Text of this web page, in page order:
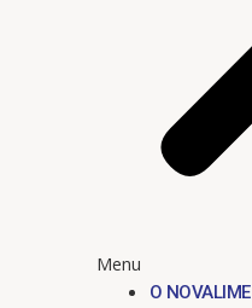
Menu
O NOVALIME